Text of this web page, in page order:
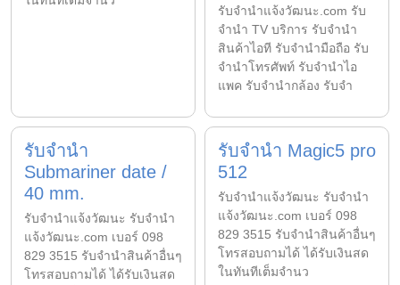
รับจํานําแจ้งวัฒนะ.com รับ
จำนำ TV บริการ รับจำนำ
สินค้าไอที รับจำนำมือถือ รับ
จำนำโทรศัพท์ รับจำนำไอ
แพค รับจำนำกล้อง รับจำ
รับจำนำ
Submariner date /
40 mm.
รับจํานําแจ้งวัฒนะ รับจํานํา
แจ้งวัฒนะ.com เบอร์ 098
829 3515 รับจำนำสินค้าอื่นๆ
โทรสอบถามได้ ได้รับเงินสด
รับจำนำ Magic5 pro
512
รับจํานําแจ้งวัฒนะ รับจํานํา
แจ้งวัฒนะ.com เบอร์ 098
829 3515 รับจำนำสินค้าอื่นๆ
โทรสอบถามได้ ได้รับเงินสด
ในทันทีเต็มจำนว